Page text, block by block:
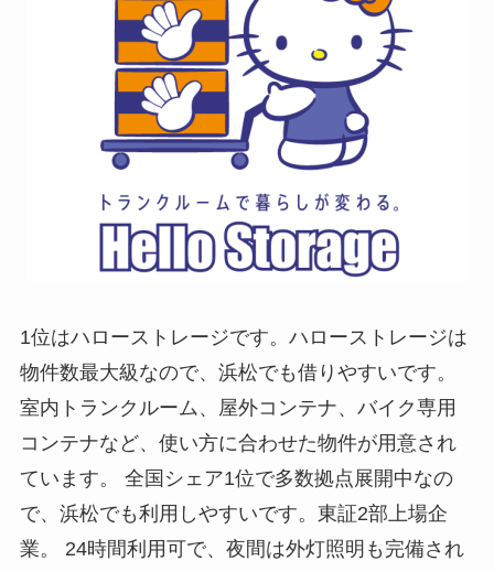
1位はハローストレージです。ハローストレージは
物件数最大級なので、浜松でも借りやすいです。
室内トランクルーム、屋外コンテナ、バイク専用
コンテナなど、使い方に合わせた物件が用意され
ています。 全国シェア1位で多数拠点展開中なの
で、浜松でも利用しやすいです。東証2部上場企
業。 24時間利用可で、夜間は外灯照明も完備され